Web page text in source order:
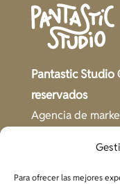
Para ofrecer las mejores
Pantastic Studio
reservados
Agencia de